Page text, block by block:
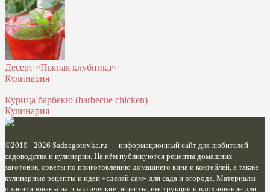
Десерт «Пьяная клубника»
Кулинария
Курица барбекю (barbecue chicken)
Кулинария
©2019 - 2026 Sadzagotovka.ru — информационный сайт для любителей
садоводства и кулинарии. На нём публикуются рецепты домашних
заготовок, советы по приготовлению домашнего вина и коктейлей, а также
кулинарные рецепты и идеи «сделай сам» для сада и огорода. Материалы
ориентированы на практические рецепты, инструкции и вдохновение для